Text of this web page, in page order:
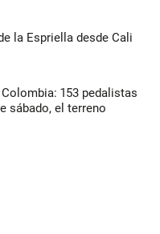
la Espriella desde Cali
153 pedalistas
sábado, el terreno